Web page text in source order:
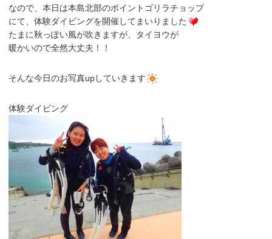
なので、本日は本島北部のポイントゴリラチョップ
にて、体験ダイビングを開催してまいりました
たまに秋っぽい風が吹きますが、タイヨウが
暖かいので全然大丈夫！！
そんな今日のお写真upしていきます
体験ダイビング